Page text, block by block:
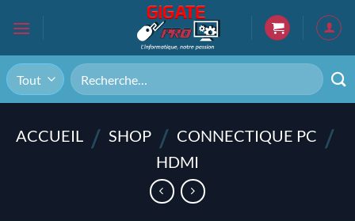
Recherche
pour :
ACCUEIL / SHOP / CONNECTIQUE PC /
HDMI